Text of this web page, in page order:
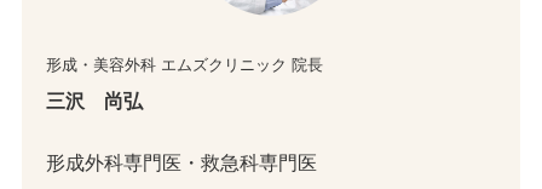
形成・美容外科 エムズクリニック 院長
三沢 尚弘
形成外科専門医・救急科専門医